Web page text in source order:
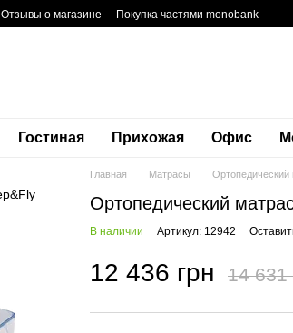
Отзывы о магазине
Покупка частями monobank
Гостиная Прихожая Офис
Главная Матрасы Ортопедический
Ортопедический
В наличии Артикул: 12942
12 436 грн 14 631